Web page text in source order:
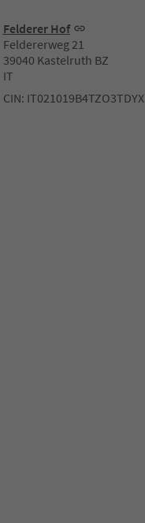
Felderer Hof
Feldererweg 21
39040 Kastelruth BZ
IT
CIN: IT021019B4TZO3TDYX